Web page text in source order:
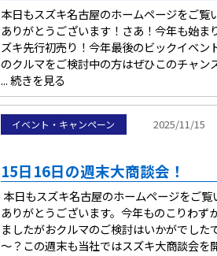
本日もスズキ名古屋のホームページをご覧
ありがとうございます！さあ！今年も始ま
ズキ先行初売り！今年最後のビックイベン
のクルマをご検討中の方はぜひこのチャン
...続きを見る
イベント・キャンペーン 2025/11/15
15日16日の週末大商談会！
本日もスズキ名古屋のホームページをご覧
ありがとうございます。今年ものこりわず
ましたがおクルマのご検討はいかがでした
～？この週末も当社ではスズキ大商談会を